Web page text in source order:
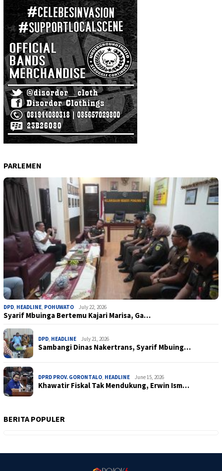
PARLEMEN
DPD HEADLINE POHUWATO July 22, 2026
Syarif Mbuinga Bertemu Kajari Marisa, Ga…
DPD HEADLINE July 21, 2026
Sambangi Dinas Nakertrans, Syarif Mbuing…
DPRD PROV. GORONTALO HEADLINE June 15, 2026
Khawatir Fiskal Tak Mendukung, Erwin Ism…
BERITA POPULER